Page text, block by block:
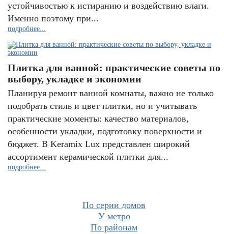
устойчивостью к истиранию и воздействию влаги.
Именно поэтому при...
подробнее...
Плитка для ванной: практические советы по
выбору, укладке и экономии
Планируя ремонт ванной комнаты, важно не только
подобрать стиль и цвет плитки, но и учитывать
практические моменты: качество материалов,
особенности укладки, подготовку поверхности и
бюджет. В Keramix Lux представлен широкий
ассортимент керамической плитки для...
подробнее...
По серии домов
У метро
По районам